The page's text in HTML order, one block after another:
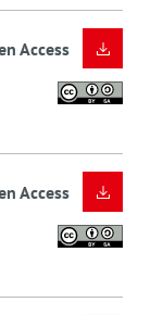
Access
Access